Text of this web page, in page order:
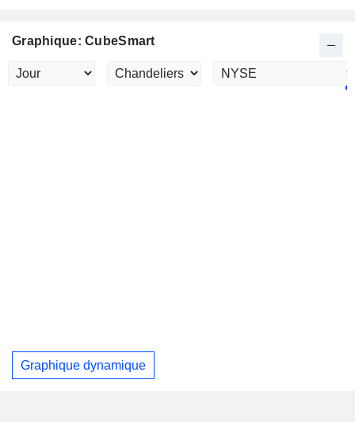
Graphique: CubeSmart
Graphique dynamique